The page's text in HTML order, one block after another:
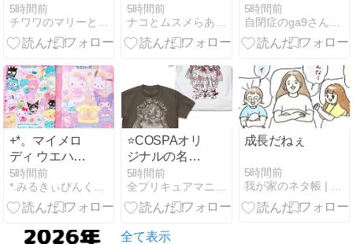
＆お誕生日お
めでとう
5時間前
半が公開にな
りました＆コ
ミックス発売
5時間前
5時間前
+*。マイメロ
ディ ウエハー
ス・キャラポ
トレ・クッキ
ーチャーム。
5時間前
⭐COSPAオリ
ジナルの名探
偵プリキュア
商品予約開始
⭐さりげなく
ュアTシャツ
5時間前
成長だねぇ
5時間前
我が家のネタ帳 | Powered by NAPBIZ
全て表示